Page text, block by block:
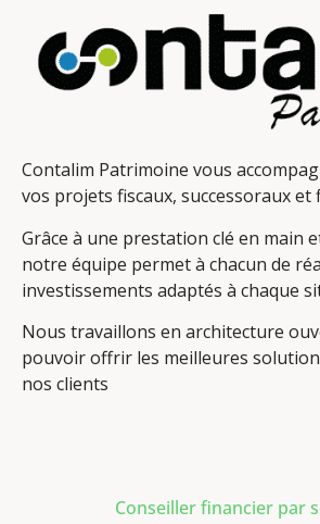
Contalim Patrimoine vous
vos projets fiscaux, successoraux et
Grâce à une prestation clé en main
notre équipe permet à chacun de
investissements adaptés à chaque
Nous travaillons en architecture
pouvoir offrir les meilleures
nos clients
Conseiller financier par